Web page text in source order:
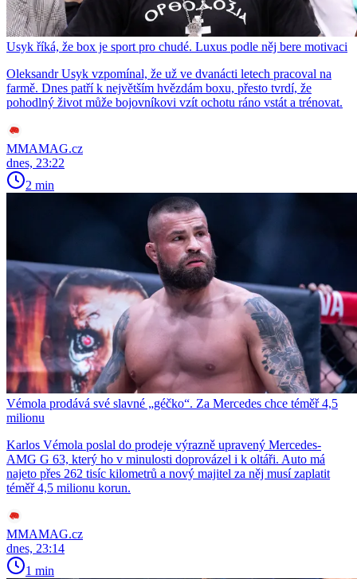
Usyk říká, že box je sport pro chudé. Luxus podle něj bere motivaci
Oleksandr Usyk vzpomínal, že už ve dvanácti letech pracoval na
farmě. Dnes patří k největším hvězdám boxu, přesto tvrdí, že
pohodlný život může bojovníkovi vzít ochotu ráno vstát a trénovat.
MMAMAG.cz
dnes, 23:22
2 min
Vémola prodává své slavné „géčko“. Za Mercedes chce téměř 4,5
milionu
Karlos Vémola poslal do prodeje výrazně upravený Mercedes-
AMG G 63, který ho v minulosti doprovázel i k oltáři. Auto má
najeto přes 262 tisíc kilometrů a nový majitel za něj musí zaplatit
téměř 4,5 milionu korun.
MMAMAG.cz
dnes, 23:14
1 min